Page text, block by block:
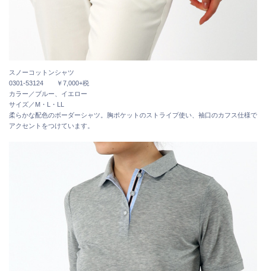
スノーコットンシャツ
0301-53124 ￥7,000+税
カラー／ブルー、イエロー
サイズ／M・L・LL
柔らかな配色のボーダーシャツ。胸ポケットのストライプ使い、袖口のカフス仕様で
アクセントをつけています。